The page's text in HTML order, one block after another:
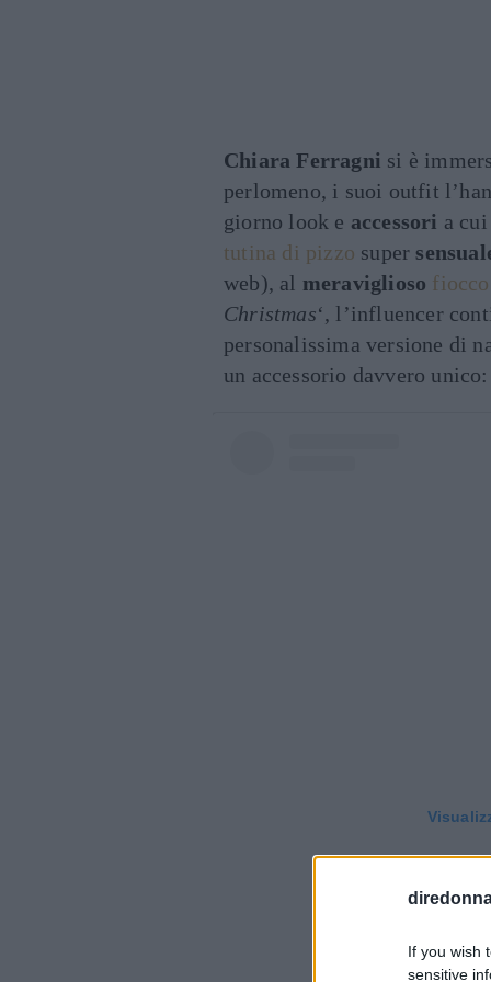
If you wish
sensitive
Chiara Ferragni si è
perlomeno, i suoi outfit
giorno look e accessori a
tutina di pizzo super
web), al meraviglioso
Christmas‘, l’influencer
personalissima versione di
un accessorio davvero unico: